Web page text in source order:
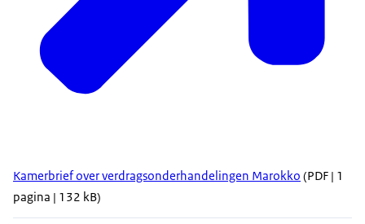
Kamerbrief over verdragsonderhandelingen Marokko (PDF | 1
pagina | 132 kB)